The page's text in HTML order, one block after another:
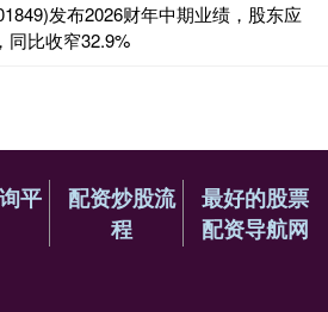
发布2026财年中期业绩，股东应
同比收窄32.9%
平
配资炒股流
程
最好的股票
配资导航网